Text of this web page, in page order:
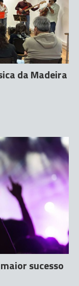
da Madeira
sucesso